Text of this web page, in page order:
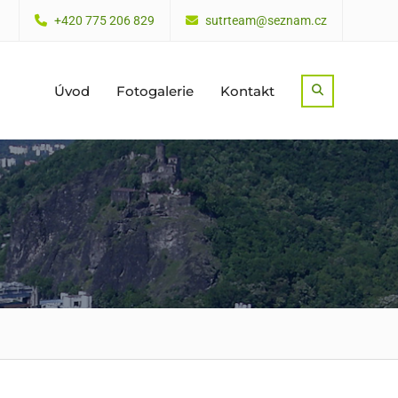
+420 775 206 829 sutrteam@seznam.cz
Úvod Fotogalerie Kontakt